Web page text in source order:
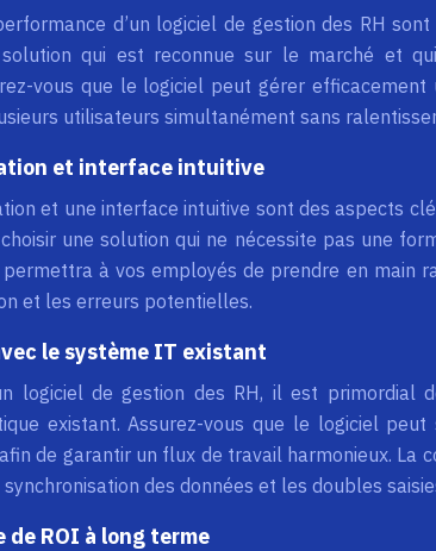
d’un logiciel de gestion des RH
qui est reconnue sur le marché et
vous que le logiciel peut gérer
utilisateurs simultanément sans
et interface intuitive
et une interface intuitive sont des aspects
une solution qui ne nécessite pas une
à vos employés de prendre en main
et les erreurs potentielles.
le système IT existant
logiciel de gestion des RH, il est primordial
existant. Assurez-vous que le logiciel
de garantir un flux de travail harmonieux. La
des données et les doubles
ROI à long terme